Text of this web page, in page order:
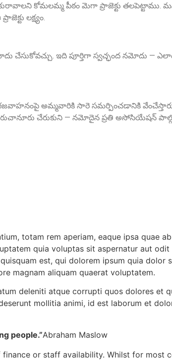
Sri Anna Ranganayakulu
Founder Donor, Kanigiri, Prakasam
Sri A.S. Aswathanarayana
Sri P.D. Gurumurthy
Founder Donor, Chikkballapur,
Sri Matta Raghavendra
కోమలమ్మ పీఠం మెగా ప్రాజెక్టు తలపెట్టాము.
లక్ష్యం.
ఇది పూర్తిగా స్వచ్ఛంద నమోదు —
అమ్మవారికి సారె సమర్పించడానికి
చేరుకుని — నమోదైన ప్రతి అసోసియేషన్
totam rem aperiam, eaque ipsa quae
quia voluptas sit aspernatur aut
est, qui dolorem ipsum quia dolor
magnam aliquam quaerat voluptatem.
deleniti atque corrupti quos dolores et
mollitia animi, id est laborum et
people.”Abraham Maslow
or staff availability. Whilst for most